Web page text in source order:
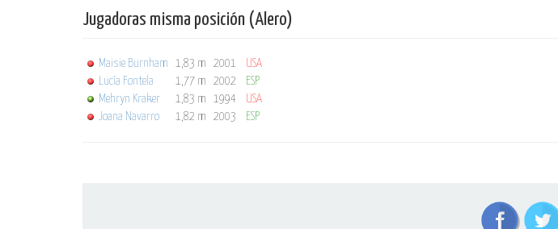
Jugadoras misma posición (Alero)
Maisie Burnham 1,83 m 2001
USA
Lucía Fontela
1,77 m 2002 ESP
Mehryn Kraker
1,83 m 1994
USA
Joana Navarro
1,82 m 2003 ESP